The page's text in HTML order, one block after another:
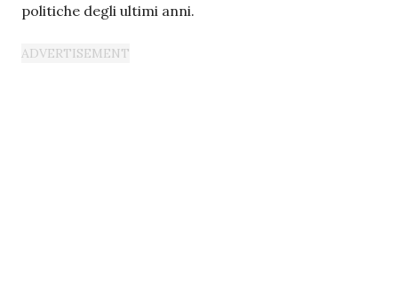
politiche degli ultimi anni.